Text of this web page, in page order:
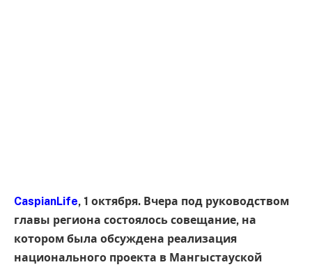
CaspianLife, 1 октября. Вчера под руководством
главы региона состоялось совещание, на
котором была обсуждена реализация
национального проекта в Мангыстауской